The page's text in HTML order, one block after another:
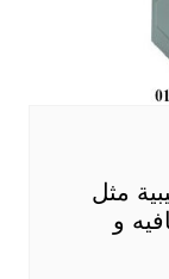
مثل
و